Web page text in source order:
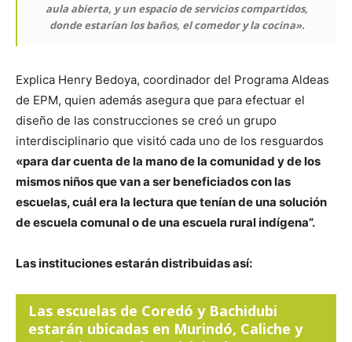
aula abierta, y un espacio de servicios compartidos,
donde estarían los baños, el comedor y la cocina».
Explica Henry Bedoya, coordinador del Programa Aldeas
de EPM, quien además asegura que para efectuar el
diseño de las construcciones se creó un grupo
interdisciplinario que visitó cada uno de los resguardos
«para dar cuenta de la mano de la comunidad y de los
mismos niños que van a ser beneficiados con las
escuelas, cuál era la lectura que tenían de una solución
de escuela comunal o de una escuela rural indígena”.
Las instituciones estarán distribuidas así:
Las escuelas de Coredó y Bachidubi
estarán ubicadas en Murindó, Caliche y